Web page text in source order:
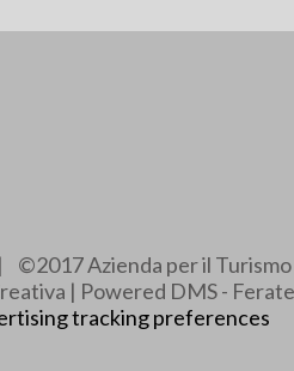
Azienda per il Turismo
| Powered DMS -
tracking preferences